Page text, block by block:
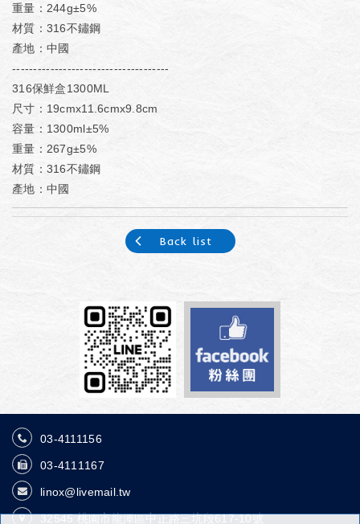
重量：244g±5%
材質：316不鏽鋼
產地：中國
-------------------------------------
316保鮮盒1300ML
尺寸：19cmx11.6cmx9.8cm
容量：1300ml±5%
重量：267g±5%
材質：316不鏽鋼
產地：中國
Back list
03-4111156
03-4111167
linox@livemail.tw
32545桃園市龍潭區中正路三坑段617-10號